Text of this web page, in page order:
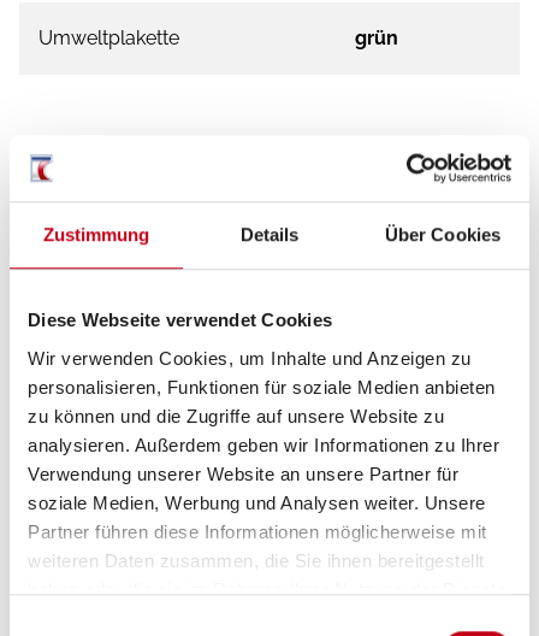
Zustimmung Details Über Cookies
Diese Webseite verwendet Cookies
Wir verwenden Cookies, um Inhalte und Anzeigen zu
personalisieren, Funktionen für soziale Medien anbieten
zu können und die Zugriffe auf unsere Website zu
analysieren. Außerdem geben wir Informationen zu Ihrer
Verwendung unserer Website an unsere Partner für
soziale Medien, Werbung und Analysen weiter. Unsere
Partner führen diese Informationen möglicherweise mit
weiteren Daten zusammen, die Sie ihnen bereitgestellt
haben oder die sie im Rahmen Ihrer Nutzung der Dienste
Umweltplakette grün
Ausstattung
Heizung / Klima